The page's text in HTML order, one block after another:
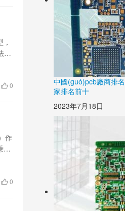
及
0
作
承
0
中國(guó)pcb廠商排名
家排名前十
2023年7月18日